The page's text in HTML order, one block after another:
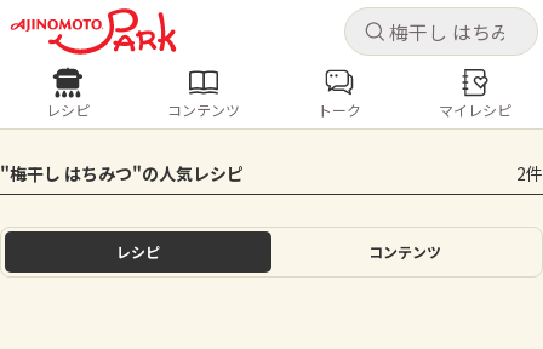
キャ
ログインするとレシピを保存できます
ログイン
ホーム
キャ
レシピ コンテンツ
人気の食材・レシピ
きゅうり なす トマト とうもろこし
ピーマン
レシピ コンテンツ トーク マイレシピ
"梅干し はちみつ"の人気レシピ 2件
レシピ コンテンツ